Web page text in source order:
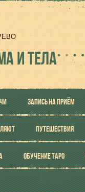
И ТЕЛА
ЗАПИСЬ НА ПРИЁМ
ПУТЕШЕСТВИЯ
ОБУЧЕНИЕ ТАРО